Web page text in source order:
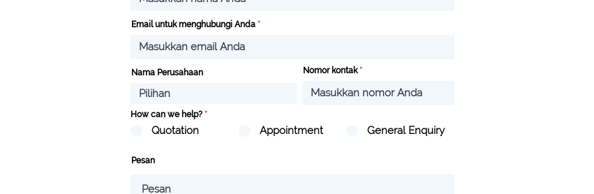
Email untuk menghubungi Anda
Nama Perusahaan Nomor kontak
How can we help? *
Quotation Appointment General Enquiry
Pesan